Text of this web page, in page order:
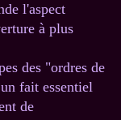
l'aspect
à plus
des "ordres de
fait essentiel
de